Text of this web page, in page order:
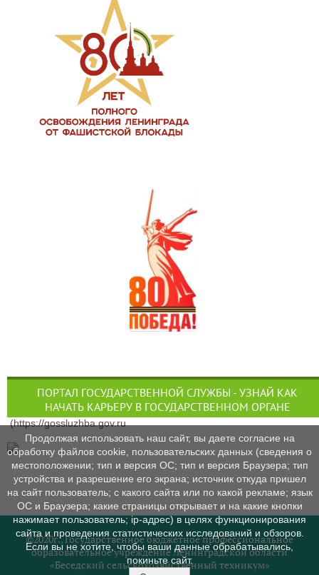
ПОРТАЛ ГОСУДАРСТВЕННОЙ СЛУЖБЫ - УЗНАЙ КАК
НАЧАТЬ КАРЬЕРУ В ГОСУДАРСТВЕННОМ ОРГАНЕ
(https://gossluzhba.gov.ru
©2020г., Государственное бюджетное профессиональное
образовательное учреждение Ленинградской области
«Беседский сельскохозяйственный техникум»
Продолжая использовать наш сайт, вы даете согласие на
обработку файлов cookie, пользовательских данных (сведения о
местоположении; тип и версия ОС; тип и версия Браузера; тип
устройства и разрешение его экрана; источник откуда пришел
на сайт пользователь; с какого сайта или по какой рекламе; язык
ОС и Браузера; какие страницы открывает и на какие кнопки
нажимает пользователь; ip-адрес) в целях функционирования
сайта и проведения статистических исследований и обзоров.
Если вы не хотите, чтобы ваши данные обрабатывались,
покиньте сайт.